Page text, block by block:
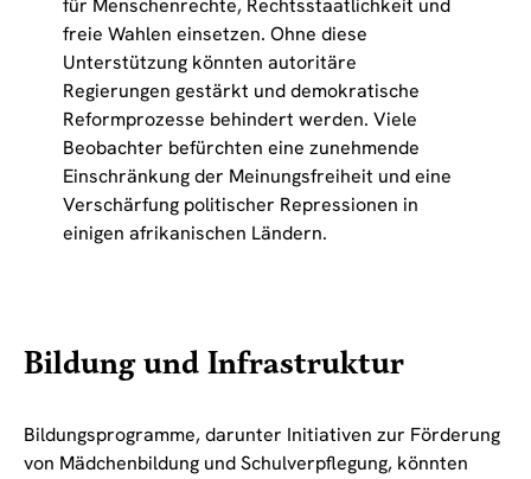
für Menschenrechte, Rechtsstaatlichkeit und
freie Wahlen einsetzen. Ohne diese
Unterstützung könnten autoritäre
Regierungen gestärkt und demokratische
Reformprozesse behindert werden. Viele
Beobachter befürchten eine zunehmende
Einschränkung der Meinungsfreiheit und eine
Verschärfung politischer Repressionen in
einigen afrikanischen Ländern.
Bildung und Infrastruktur
Bildungsprogramme, darunter Initiativen zur Förderung
von Mädchenbildung und Schulverpflegung, könnten